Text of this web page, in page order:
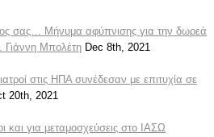
σας… Μήνυμα αφύπνισης για την δωρεά
Μπολέτη Dec 8th, 2021
στις ΗΠΑ συνέδεσαν με επιτυχία σε
20th, 2021
και για μεταμοσχεύσεις στο ΙΑΣΩ